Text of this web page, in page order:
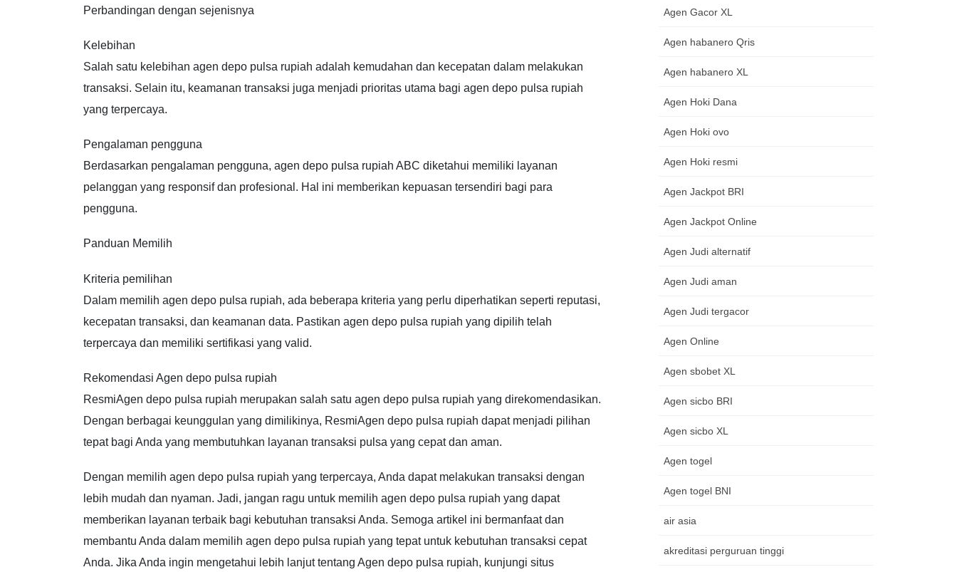
Perbandingan dengan sejenisnya
Kelebihan
Salah satu kelebihan agen depo pulsa rupiah adalah kemudahan dan kecepatan dalam melakukan
transaksi. Selain itu, keamanan transaksi juga menjadi prioritas utama bagi agen depo pulsa rupiah
yang terpercaya.
Pengalaman pengguna
Berdasarkan pengalaman pengguna, agen depo pulsa rupiah ABC diketahui memiliki layanan
pelanggan yang responsif dan profesional. Hal ini memberikan kepuasan tersendiri bagi para
pengguna.
Panduan Memilih
Kriteria pemilihan
Dalam memilih agen depo pulsa rupiah, ada beberapa kriteria yang perlu diperhatikan seperti reputasi,
kecepatan transaksi, dan keamanan data. Pastikan agen depo pulsa rupiah yang dipilih telah
terpercaya dan memiliki sertifikasi yang valid.
Rekomendasi Agen depo pulsa rupiah
ResmiAgen depo pulsa rupiah merupakan salah satu agen depo pulsa rupiah yang direkomendasikan.
Dengan berbagai keunggulan yang dimilikinya, ResmiAgen depo pulsa rupiah dapat menjadi pilihan
tepat bagi Anda yang membutuhkan layanan transaksi pulsa yang cepat dan aman.
Dengan memilih agen depo pulsa rupiah yang terpercaya, Anda dapat melakukan transaksi dengan
lebih mudah dan nyaman. Jadi, jangan ragu untuk memilih agen depo pulsa rupiah yang dapat
memberikan layanan terbaik bagi kebutuhan transaksi Anda. Semoga artikel ini bermanfaat dan
membantu Anda dalam memilih agen depo pulsa rupiah yang tepat untuk kebutuhan transaksi cepat
Anda. Jika Anda ingin mengetahui lebih lanjut tentang Agen depo pulsa rupiah, kunjungi situs
Agen Gacor XL
Agen habanero Qris
Agen habanero XL
Agen Hoki Dana
Agen Hoki ovo
Agen Hoki resmi
Agen Jackpot BRI
Agen Jackpot Online
Agen Judi alternatif
Agen Judi aman
Agen Judi tergacor
Agen Online
Agen sbobet XL
Agen sicbo BRI
Agen sicbo XL
Agen togel
Agen togel BNI
air asia
akreditasi perguruan tinggi